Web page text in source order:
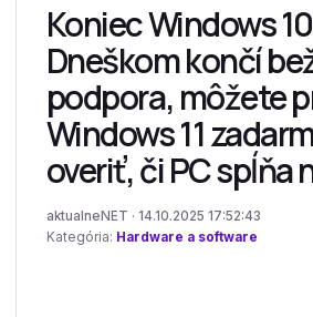
Koniec Windows
Dneškom končí
podpora, môžete
Windows 11
overiť, či PC spĺňa
aktualneNET · 14.10.2025 17:52:43
Kategória: Hardware a software